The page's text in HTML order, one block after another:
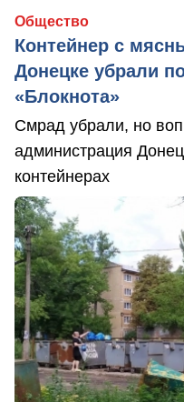
Общество
Контейнер с
Донецке убрали
«Блокнота»
Смрад убрали, но
администрация
контейнерах